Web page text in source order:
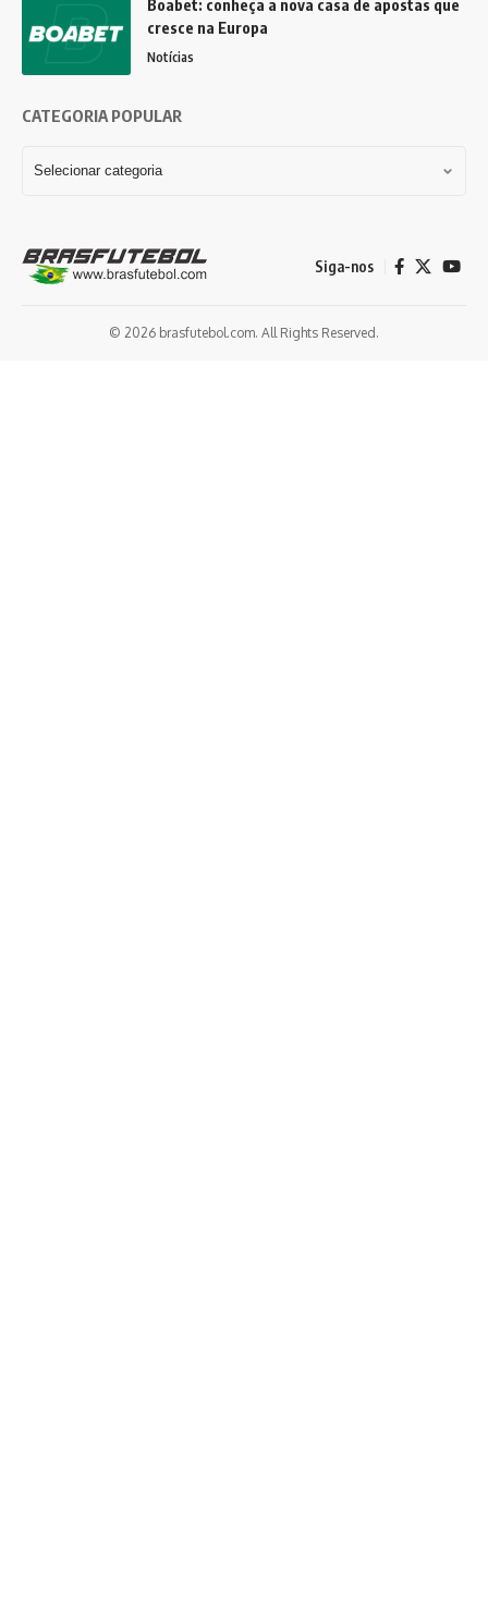
Boabet: conheça a nova casa de apostas que
cresce na Europa
Notícias
CATEGORIA POPULAR
Siga-nos
© 2026 brasfutebol.com. All Rights Reserved.